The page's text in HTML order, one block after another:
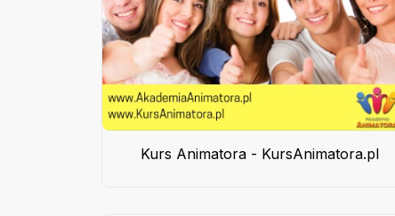
Kurs Animatora - KursAnimatora.pl